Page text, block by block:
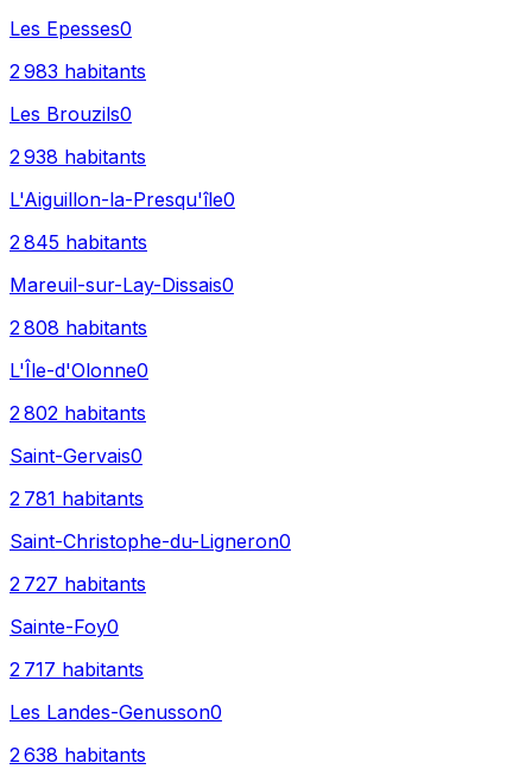
Les Epesses0
2 983 habitants
Les Brouzils0
2 938 habitants
L'Aiguillon-la-Presqu'île0
2 845 habitants
Mareuil-sur-Lay-Dissais0
2 808 habitants
L'Île-d'Olonne0
2 802 habitants
Saint-Gervais0
2 781 habitants
Saint-Christophe-du-Ligneron0
2 727 habitants
Sainte-Foy0
2 717 habitants
Les Landes-Genusson0
2 638 habitants